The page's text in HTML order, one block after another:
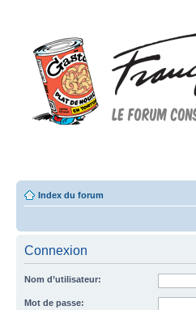
Index du forum
Connexion
Nom d’utilisateur:
Mot de passe: